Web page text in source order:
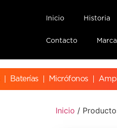
Inicio Historia
Contacto
Baterías Micrófonos
Inicio /